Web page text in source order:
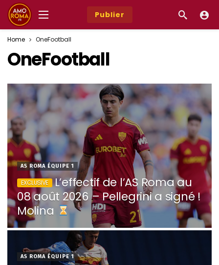
Publier
Home OneFootball
OneFootball
AS ROMA ÉQUIPE 1
L’effectif de l’AS Roma au
08 août 2026 – Pellegrini a signé !
Molina
AS ROMA ÉQUIPE 1